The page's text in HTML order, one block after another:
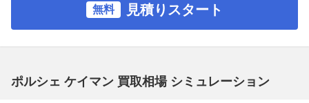
無料 見積りスタート
ポルシェ ケイマン 買取相場 シミュレーション